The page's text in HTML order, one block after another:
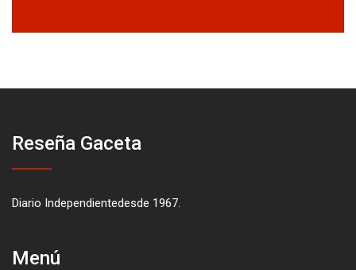
Reseña Gaceta
Diario Independientedesde 1967.
Menú